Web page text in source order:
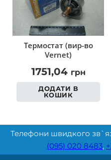
Термостат (вир-во
Vernet)
1751,04 грн
ДОДАТИ В
КОШИК
Телефони швидкого
(095) 020 8483,